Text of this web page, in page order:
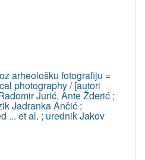
arheološku fotografiju =
photography / [autori
Jurić, Ante Žderić ;
Jadranka Ančić ;
... et al. ; urednik Jakov